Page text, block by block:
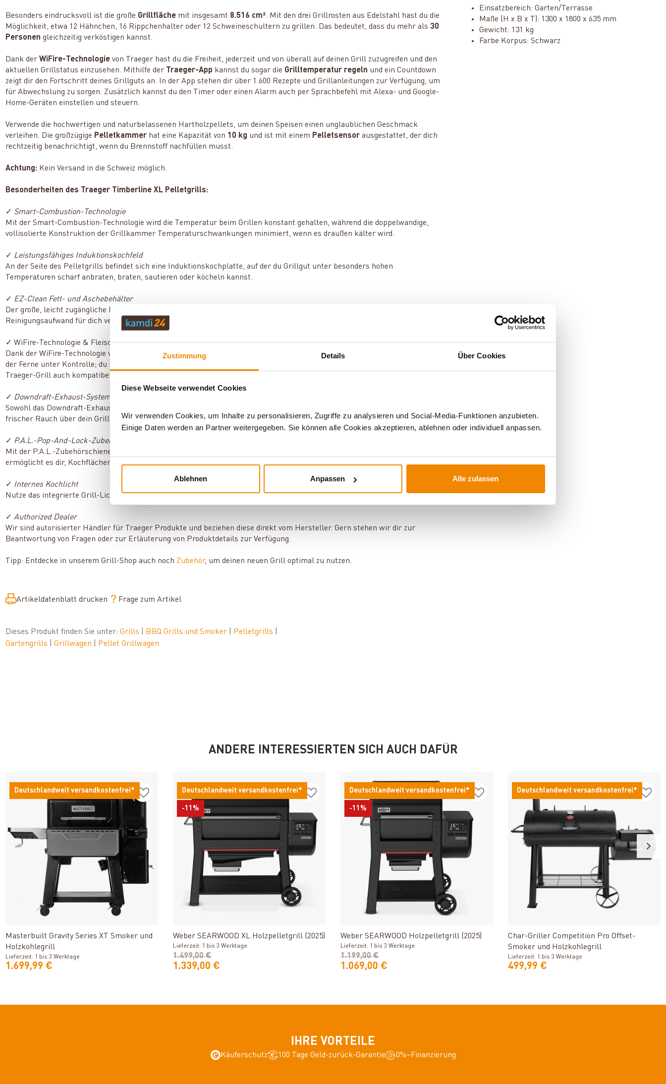
Zustimmung Details Über Cookies
Diese Webseite verwendet Cookies
Wir verwenden Cookies, um Inhalte zu personalisieren, Zugriffe zu analysieren und Social-Media-Funktionen anzubieten.
Einige Daten werden an Partner weitergegeben. Sie können alle Cookies akzeptieren, ablehnen oder individuell anpassen.
Ablehnen Anpassen Alle zulassen
Besonders eindrucksvoll ist die große Grillfläche mit insgesamt 8.516 cm². Mit den drei Grillrosten aus Edelstahl hast du die
Möglichkeit, etwa 12 Hähnchen, 16 Rippchenhalter oder 12 Schweineschultern zu grillen. Das bedeutet, dass du mehr als 30
Personengleichzeitig verköstigen kannst.
Dank derWiFire-Technologievon Traeger hast du die Freiheit, jederzeit und von überall auf deinen Grill zuzugreifen und den
aktuellen Grillstatus einzusehen. Mithilfe der Traeger-App kannst du sogar die Grilltemperatur regeln und ein Countdown
zeigt dir den Fortschritt deines Grillguts an. In der App stehen dir über 1.600 Rezepte und Grillanleitungen zur Verfügung, um
für Abwechslung zu sorgen. Zusätzlich kannst du den Timer oder einen Alarm auch per Sprachbefehl mit Alexa- und Google-
Home-Geräten einstellen und steuern.
Verwende die hochwertigen und naturbelassenen Hartholzpellets, um deinen Speisen einen unglaublichen Geschmack
verleihen. Die großzügige Pelletkammer hat eine Kapazität von 10 kg und ist mit einem Pelletsensorausgestattet, der dich
rechtzeitig benachrichtigt, wenn du Brennstoff nachfüllen musst.
Achtung: Kein Versand in die Schweiz möglich.
Besonderheiten des Traeger Timberline XL Pelletgrills:
✓ Smart-Combustion-Technologie
Mit der Smart-Combustion-Technologie wird die Temperatur beim Grillen konstant gehalten, während die doppelwandige,
vollisolierte Konstruktion der Grillkammer Temperaturschwankungen minimiert, wenn es draußen kälter wird.
✓ Leistungsfähiges Induktionskochfeld
An der Seite des Pelletgrills befindet sich eine
Induktionskochplatte, auf der du Grillgut unter besonders hohen
Temperaturen scharf anbraten, braten, sautieren oder köcheln kannst.
✓ EZ-Clean Fett- und Aschebehälter
Der große, leicht zugängliche EZ-Clean Fett- und Aschebehälter sammelt Fetttropfen und Pelletasche, sodass sich der
Reinigungsaufwand für dich verringert.
✓ WiFire-Technologie & Fleischthermometer
Dank der WiFire-Technologie von Traeger und den drahtlosen MEATER-Fleischthermometern hast du deinen Grill auch aus
der Ferne unter Kontrolle; du kannst den Pelletgrill mithilfe der Traeger-App steuern und überwachen. Übrigens ist der
Traeger-Grill auch kompatibel mit Alexa- und Google-Home-Geräten.
✓ Downdraft-Exhaust-System & Super-Smoke-Modus
Sowohl das Downdraft-Exhaust-System als auch der Super-Smoke-Modus garantieren dir, dass während des Grillens
frischer Rauch über dein Grillgut strömt, was deinen Speisen einen optimalen Holzfeuergeschmack verleiht.
✓ P.A.L.-Pop-And-Lock-Zubehörschiene & ModiFire-Zubehör
Mit der P.A.L.-Zubehörschiene kannst du dein Gerät so einrichten, wie es dir am besten gefällt. Die ModiFire-Schiene
ermöglicht es dir, Kochflächen im Handumdrehen zu wechseln (etwa die ModiFire-Guss-Grillplatte).
✓ Internes Kochlicht
Nutze das integrierte Grill-Licht, damit du auch im Dunkeln kochen oder grillen kannst.
✓Authorized Dealer
Wir sind autorisierter Händler für Traeger Produkte und beziehen diese direkt vom Hersteller. Gern stehen wir dir zur
Beantwortung von Fragen oder zur Erläuterung von Produktdetails zur Verfügung.
Tipp: Entdecke in unserem Grill-Shop auch noch Zubehör, um deinen neuen Grill optimal zu nutzen.
Einsatzbereich: Garten/Terrasse
Maße (H x B x T): 1300 x 1800 x 635 mm
Gewicht: 131 kg
Farbe Korpus: Schwarz
Artikeldatenblatt drucken Frage zum Artikel
Dieses Produkt finden Sie unter:Grills BBQ Grills und Smoker Pelletgrills
Gartengrills
|Grillwagen Pellet Grillwagen
ANDERE INTERESSIERTEN SICH AUCH DAFÜR
Deutschlandweit versandkostenfrei*
Masterbuilt Gravity Series XT Smoker und
Holzkohlegrill
Lieferzeit: 1 bis 3 Werktage
1.699,99 €
Deutschlandweit versandkostenfrei*
-11%
Weber SEARWOOD XL Holzpelletgrill (2025)
Lieferzeit: 1 bis 3 Werktage
1.339,00 €
1.499,00 €
Deutschlandweit versandkostenfrei*
-11%
Produkt ansehen
Weber SEARWOOD Holzpelletgrill (2025)
Lieferzeit: 1 bis 3 Werktage
1.069,00 €
1.199,00 €
Deutschlandweit versandkostenfrei*
Char-Griller Competition Pro Offset-
Smoker und Holzkohlegrill
Lieferzeit: 1 bis 3 Werktage
499,99 €
IHRE VORTEILE
Käuferschutz 100 Tage Geld-zurück-Garantie 0%–Finanzierung